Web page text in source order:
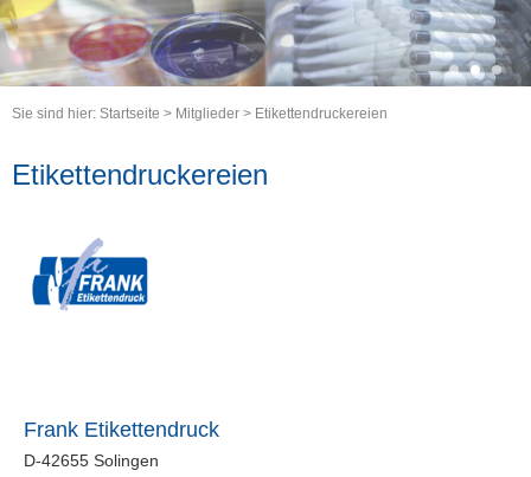
1 2 3
Sie sind hier: Startseite > Mitglieder > Etikettendruckereien
Etikettendruckereien
Frank Etikettendruck
D-42655 Solingen